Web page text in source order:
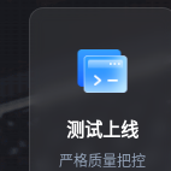
测试上线
严格质量把控